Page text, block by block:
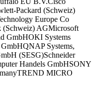
Packard (Schweiz)
Europe Co
(Schweiz) AGMicrosoft
GmbHOKI Systems
GmbHQNAP Systems,
(SESG)Schneider
Handels GmbHSONY
TREND MICRO